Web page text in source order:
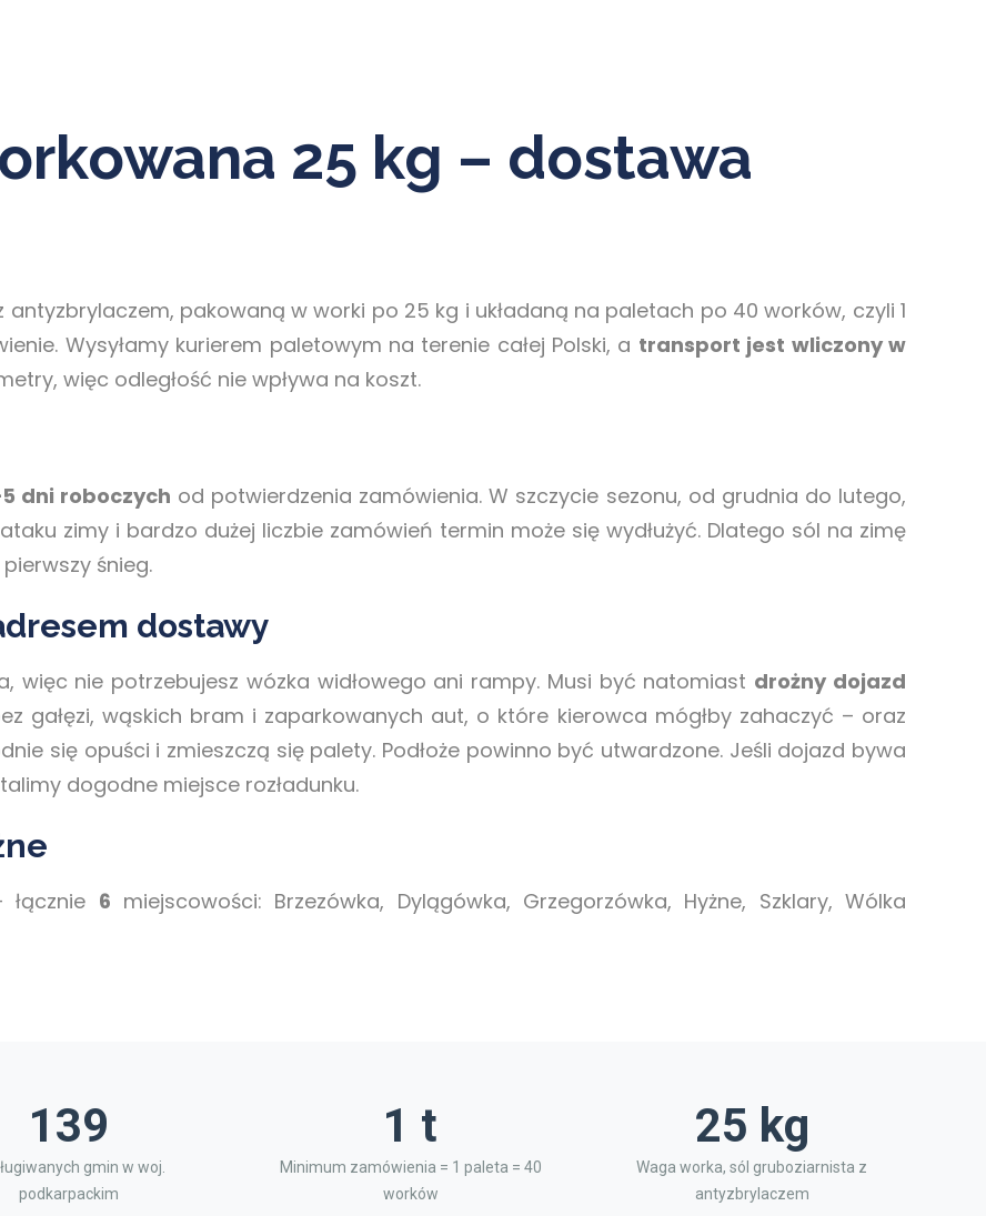
25 kg – dostawa
pakowaną w worki po 25 kg i układaną na paletach po 40 worków, czyli 1
Wysyłamy kurierem paletowym na terenie całej Polski, a transport jest wliczony w
więc odległość nie wpływa na koszt.
dni roboczych od potwierdzenia zamówienia. W szczycie sezonu, od grudnia do lutego,
zimy i bardzo dużej liczbie zamówień termin może się wydłużyć. Dlatego sól na zimę
śnieg.
dostawy
więc nie potrzebujesz wózka widłowego ani rampy. Musi być natomiast drożny dojazd
gałęzi, wąskich bram i zaparkowanych aut, o które kierowca mógłby zahaczyć – oraz
się opuści i zmieszczą się palety. Podłoże powinno być utwardzone. Jeśli dojazd bywa
dogodne miejsce rozładunku.
6 miejscowości: Brzezówka, Dylągówka, Grzegorzówka, Hyżne, Szklary, Wólka
139
gmin w woj.
podkarpackim
1 t
Minimum zamówienia = 1 paleta = 40
worków
25 kg
Waga worka, sól gruboziarnista z
antyzbrylaczem